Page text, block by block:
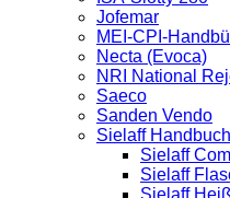
Jofemar
MEI-CPI-
Necta (Evoca)
NRI National
Saeco
Sanden Vendo
Sielaff Handbuch
Sielaff
Sielaff
Sielaff